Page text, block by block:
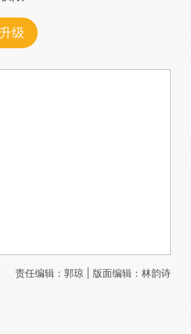
级
责任编辑：郭琼 | 版面编辑：林韵诗